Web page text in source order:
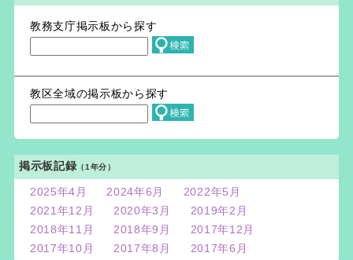
教務支庁掲示板から探す
教区全域の掲示板から探す
掲示板記録 （1年分）
2025年4月 2024年6月
2022年5月
2021年12月
2020年3月
2019年2月
2018年11月
2018年9月
2017年12月
2017年10月
2017年8月 2017年6月